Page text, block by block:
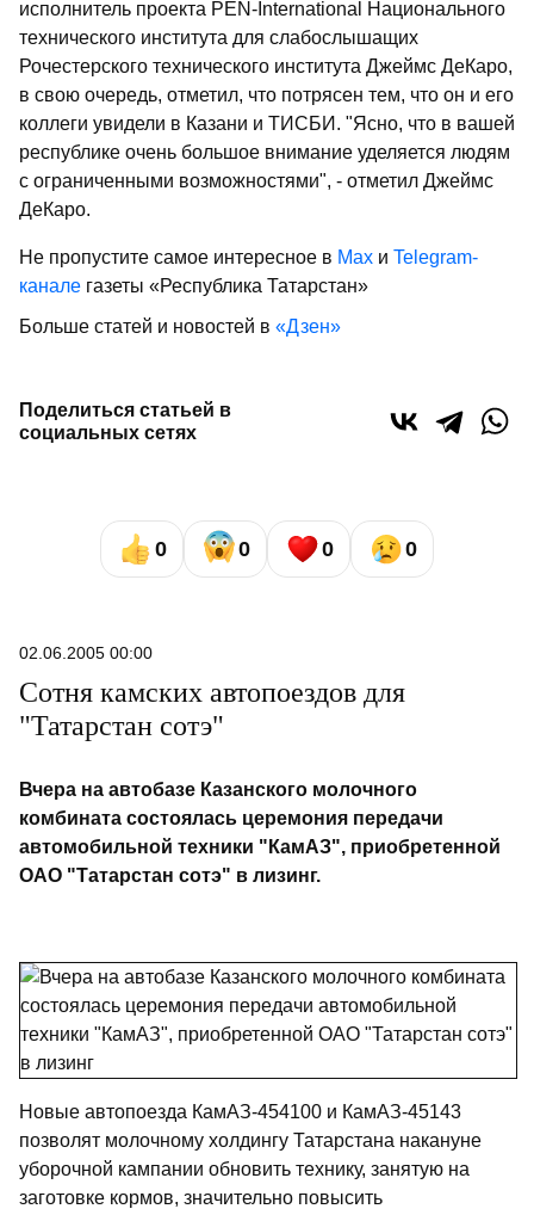
исполнитель проекта PEN-International Национального
технического института для слабослышащих
Рочестерского технического института Джеймс ДеКаро,
в свою очередь, отметил, что потрясен тем, что он и его
коллеги увидели в Казани и ТИСБИ. "Ясно, что в вашей
республике очень большое внимание уделяется людям
с ограниченными возможностями", - отметил Джеймс
ДеКаро.
Не пропустите самое интересное в Max и Telegram-
канале газеты «Республика Татарстан»
Больше статей и новостей в «Дзен»
Поделиться статьей в
социальных сетях
0 0 0 0
02.06.2005 00:00
Сотня камских автопоездов для
"Татарстан сотэ"
Вчера на автобазе Казанского молочного
комбината состоялась церемония передачи
автомобильной техники "КамАЗ", приобретенной
ОАО "Татарстан сотэ" в лизинг.
Новые автопоезда КамАЗ-454100 и КамАЗ-45143
позволят молочному холдингу Татарстана накануне
уборочной кампании обновить технику, занятую на
заготовке кормов, значительно повысить